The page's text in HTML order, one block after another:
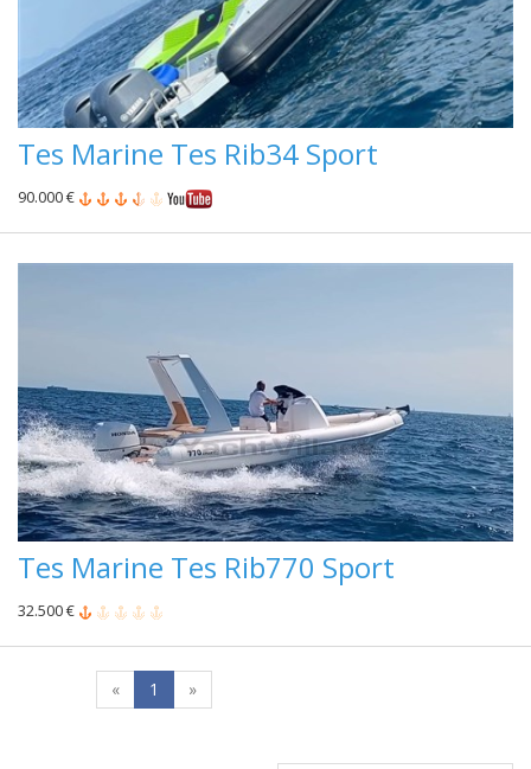
Tes Marine Tes Rib34 Sport
90.000 €
Tes Marine Tes Rib770 Sport
32.500 €
« 1 »